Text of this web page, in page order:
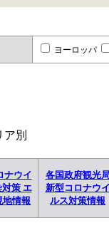
ヨーロッパ
別
ナウイ
策 エ
地情報
各国政府観光
新型コロナウ
ルス対策情報